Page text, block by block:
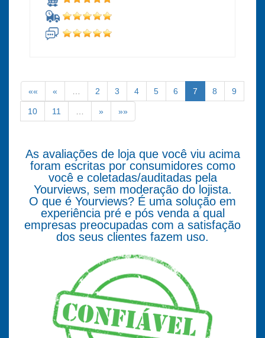
«« « 2 3 4 5 6 7 8 9
10 11 » »»
As avaliações de loja que você viu acima
foram escritas por consumidores como
você e coletadas/auditadas pela
Yourviews, sem moderação do lojista.
O que é Yourviews? É uma solução em
experiência pré e pós venda a qual
empresas preocupadas com a satisfação
dos seus clientes fazem uso.